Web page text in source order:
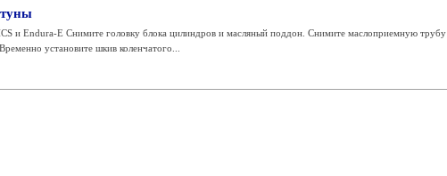
и Endura-E Снимите головку блока цилиндров и масляный поддон. Снимите маслоприемную трубу
установите шкив коленчатого...